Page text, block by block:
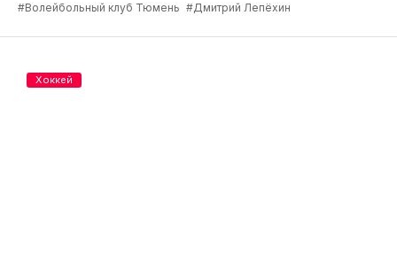
#Волейбольный клуб Тюмень #Дмитрий Лепёхин
Хоккей